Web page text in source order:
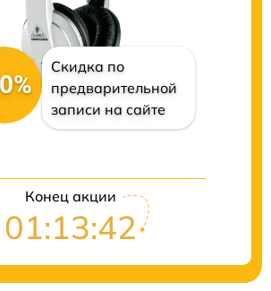
Скидка по
предварительной
записи на сайте
Конец акции
01:13:42